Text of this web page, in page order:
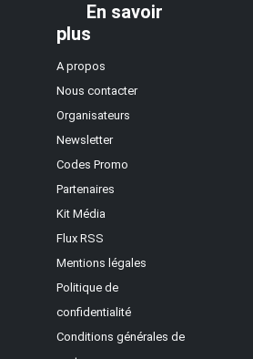
En savoir
plus
A propos
Nous contacter
Organisateurs
Newsletter
Codes Promo
Partenaires
Kit Média
Flux RSS
Mentions légales
Politique de
confidentialité
Conditions générales de